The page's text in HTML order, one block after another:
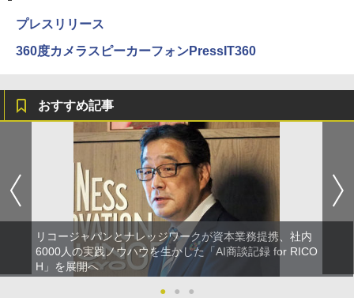
プレスリリース
360度カメラスピーカーフォンPressIT360
おすすめ記事
リコージャパンとナレッジワークが資本業務提携、社内
6000人の実践ノウハウを生かした「AI商談記録 for RICO
H」を展開へ
●
● ●